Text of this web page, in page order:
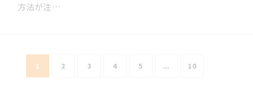
方法が注…
1 2 3 4 5 ... 10